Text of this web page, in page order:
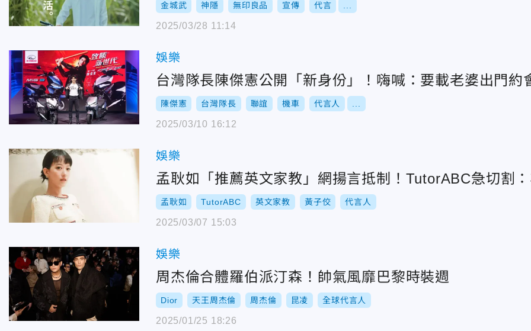
金城武 神隱 無印良品 宣傳 代言
2025/03/28 11:14
娛樂
台灣隊長陳傑憲公開「新身份」！嗨喊：要載老婆出門約
陳傑憲 台灣隊長 聯誼 機車 代言人
2025/03/10 16:12
娛樂
孟耿如「推薦英文家教」網揚言抵制！TutorABC急切割
孟耿如 TutorABC 英文家教 黃子佼 代言人
2025/03/07 15:03
娛樂
周杰倫合體羅伯派汀森！帥氣風靡巴黎時裝週
Dior 天王周杰倫 周杰倫 昆凌 全球代言人
2025/01/25 18:26